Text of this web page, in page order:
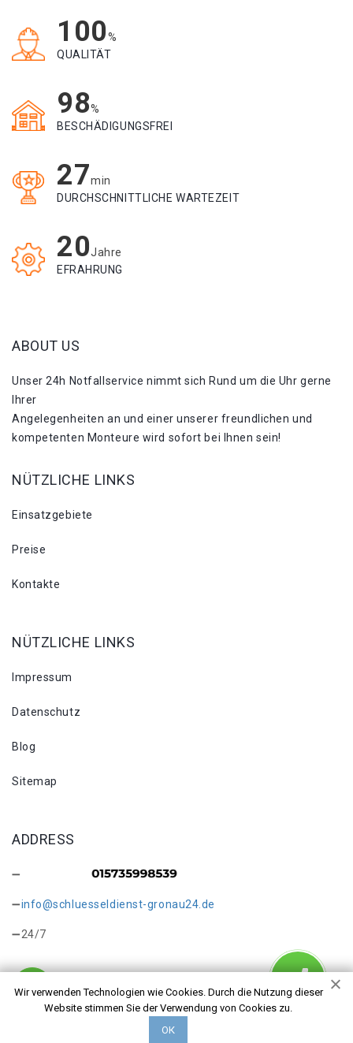
100%
QUALITÄT
98%
BESCHÄDIGUNGSFREI
27min
DURCHSCHNITTLICHE WARTEZEIT
20Jahre
EFRAHRUNG
Wir verwenden Technologien wie Cookies. Durch die Nutzung dieser
Website stimmen Sie der Verwendung von Cookies zu.
ОК
ABOUT US
Unser 24h Notfallservice nimmt sich Rund um die Uhr gerne
Ihrer
Angelegenheiten an und einer unserer freundlichen und
kompetenten Monteure wird sofort bei Ihnen sein!
NÜTZLICHE LINKS
Einsatzgebiete
Preise
Kontakte
NÜTZLICHE LINKS
Impressum
Datenschutz
Blog
Sitemap
ADDRESS
info@schluesseldienst-gronau24.de
24/7
Copyright © 2026 Schlosswechsel Gronau. Alle Rechte